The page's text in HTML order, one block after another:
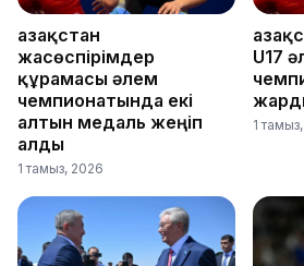
Қазақстан
жасөспірімдер
құрамасы әлем
чемпионатында екі
алтын медаль жеңіп
алды
1 тамыз, 2026
U17
1